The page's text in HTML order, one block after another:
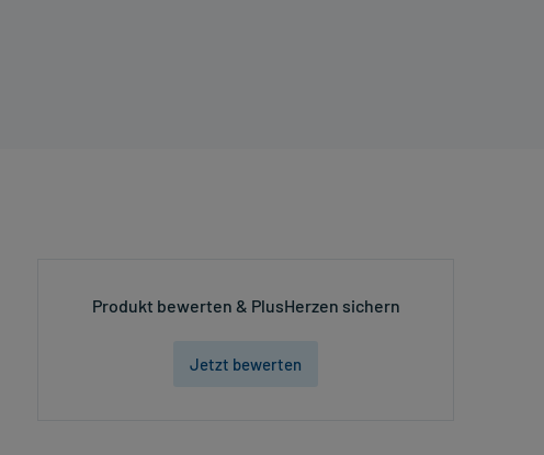
Produkt bewerten & PlusHerzen sichern
Jetzt bewerten